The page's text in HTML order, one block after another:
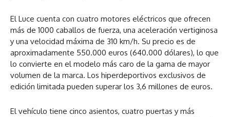
El Luce cuenta con cuatro motores eléctricos que ofrecen
más de 1000 caballos de fuerza, una aceleración vertiginosa
y una velocidad máxima de 310 km/h. Su precio es de
aproximadamente 550.000 euros (640.000 dólares), lo que
lo convierte en el modelo más caro de la gama de mayor
volumen de la marca. Los hiperdeportivos exclusivos de
edición limitada pueden superar los 3,6 millones de euros.
El vehículo tiene cinco asientos, cuatro puertas y más